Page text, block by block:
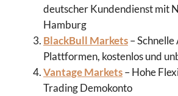
deutscher Kundendienst mit
Hamburg
BlackBull Markets–
Plattformen, kostenlos und
Vantage Markets– Hohe
Trading Demokonto